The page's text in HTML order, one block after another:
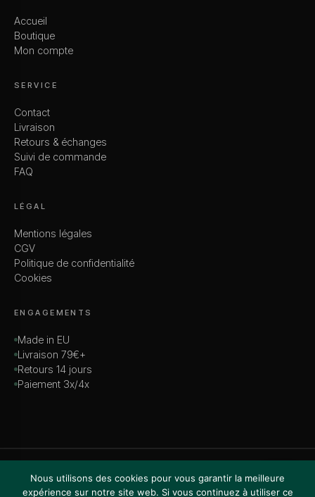
Accueil
Boutique
Mon compte
SERVICE
Contact
Livraison
Retours & échanges
Suivi de commande
FAQ
LÉGAL
Mentions légales
CGV
Politique de confidentialité
Cookies
ENGAGEMENTS
Made in EU
Livraison 79€+
Retours 14 jours
Paiement 3x/4x
VISA · MASTERCARD · AMEX · PAYPAL
Nous utilisons des cookies pour vous garantir la meilleure
expérience sur notre site web. Si vous continuez à utiliser ce